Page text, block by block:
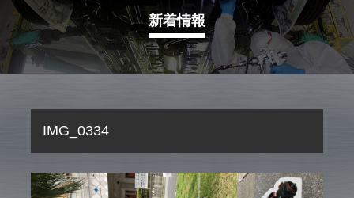
新着情報
IMG_0334